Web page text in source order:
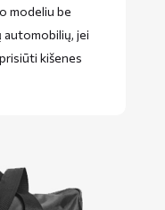
modeliu be
automobilių, jei
kišenes